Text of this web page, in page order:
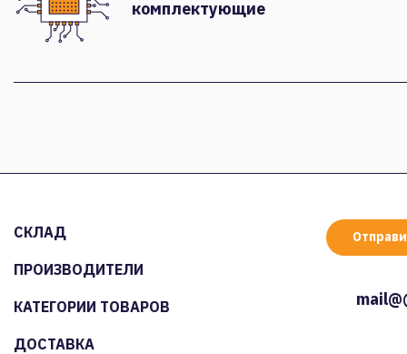
комплектующие
СКЛАД
ПРОИЗВОДИТЕЛИ
КАТЕГОРИИ ТОВАРОВ
ДОСТАВКА